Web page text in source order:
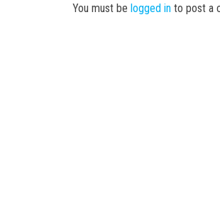
You must be logged in to post a